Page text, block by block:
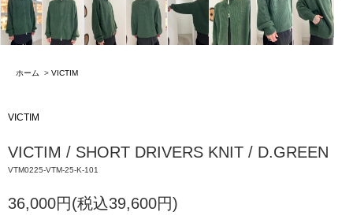
ホーム > VICTIM
VICTIM
VICTIM / SHORT DRIVERS KNIT / D.GREEN
VTM0225-VTM-25-K-101
36,000円(税込39,600円)